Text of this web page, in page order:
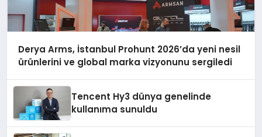
Derya Arms, İstanbul Prohunt 2026’da yeni nesil
ürünlerini ve global marka vizyonunu sergiledi
Tencent Hy3 dünya genelinde
kullanıma sunuldu